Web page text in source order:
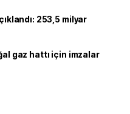
253,5 milyar
gaz hattı için imzalar